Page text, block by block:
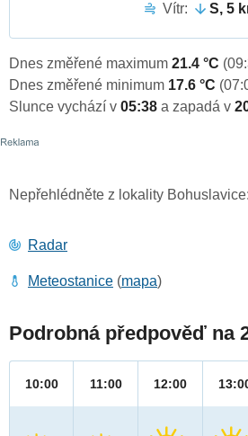
Vítr:
S, 5
Dnes změřené maximum 21.4 °C
Dnes změřené minimum 17.6 °C
Slunce vychází v 05:38 a zapadá v
Nepřehlédněte z lokality Bohuslavice:
Radar
Meteostanice (mapa)
Podrobná předpověď na
10:00 11:00 12:00